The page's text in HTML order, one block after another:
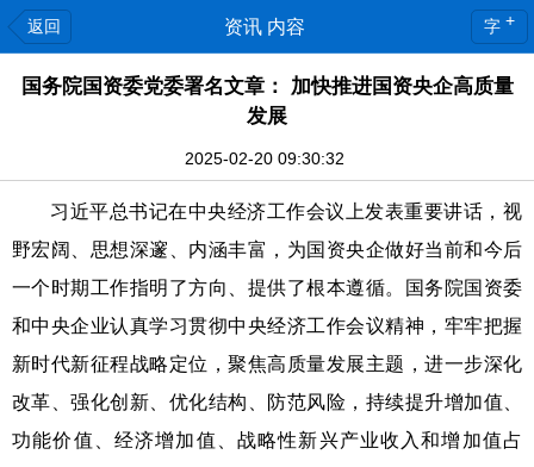
返回 资讯 内容 字 +
国务院国资委党委署名文章： 加快推进国资央企高质量
发展
2025-02-20 09:30:32
习近平总书记在中央经济工作会议上发表重要讲话，视
野宏阔、思想深邃、内涵丰富，为国资央企做好当前和今后
一个时期工作指明了方向、提供了根本遵循。国务院国资委
和中央企业认真学习贯彻中央经济工作会议精神，牢牢把握
新时代新征程战略定位，聚焦高质量发展主题，进一步深化
改革、强化创新、优化结构、防范风险，持续提升增加值、
功能价值、经济增加值、战略性新兴产业收入和增加值占